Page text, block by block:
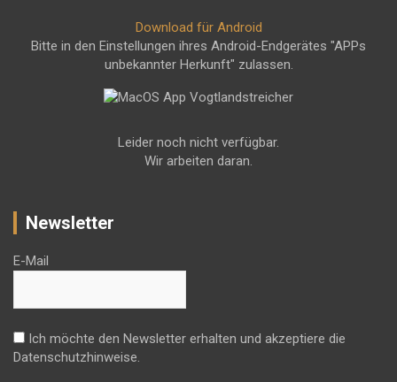
Download für Android
Bitte in den Einstellungen ihres Android-Endgerätes "APPs
unbekannter Herkunft" zulassen.
Leider noch nicht verfügbar.
Wir arbeiten daran.
Newsletter
E-Mail
Ich möchte den Newsletter erhalten und akzeptiere die
Datenschutzhinweise.